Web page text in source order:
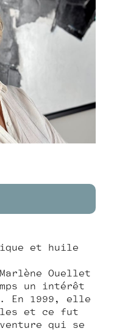
et huile
Ouellet
un intérêt
En 1999, elle
et ce fut
qui se